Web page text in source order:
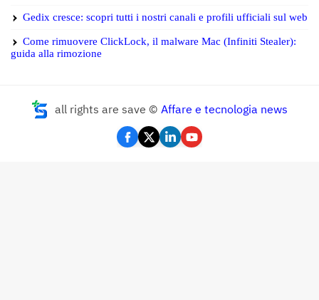
Gedix cresce: scopri tutti i nostri canali e profili ufficiali sul web
Come rimuovere ClickLock, il malware Mac (Infiniti Stealer):
guida alla rimozione
all rights are save © Affare e tecnologia news